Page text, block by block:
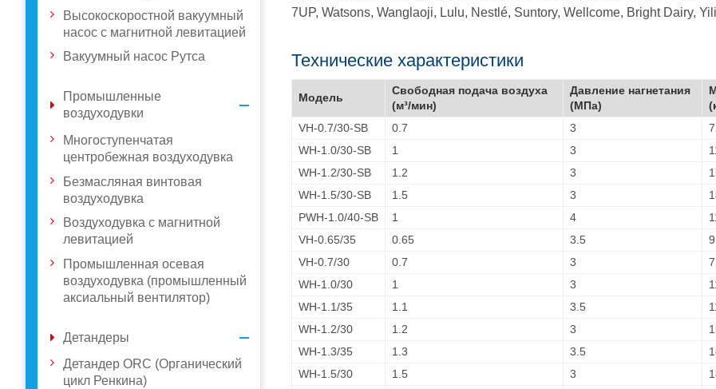
7UP, Watsons, Wanglaoji, Lulu, Nestlé, Suntory, Wellcome, Bright Dairy,
Технические характеристики
Модель
Свободная подача воздуха
(м³/мин)
Давление нагнетания
(МПа)
VH-0.7/30-SB
0.7 3
WH-1.0/30-SB
1 3
WH-1.2/30-SB
1.2 3
WH-1.5/30-SB
1.5 3
PWH-1.0/40-SB
1 4
VH-0.65/35
0.65 3.5 9
VH-0.7/30
0.7 3
WH-1.0/30
1 3
WH-1.1/35
1.1 3.5
WH-1.2/30
1.2 3
WH-1.3/35
1.3 3.5
WH-1.5/30
1.5 3
Высокоскоростной вакуумный
насос с магнитной левитацией
Вакуумный насос Рутса
Промышленные
воздуходувки
Многоступенчатая
центробежная воздуходувка
Безмасляная винтовая
воздуходувка
Воздуходувка с магнитной
левитацией
Промышленная осевая
воздуходувка (промышленный
аксиальный вентилятор)
Детандеры
Детандер ORC (Органический
цикл Ренкина)